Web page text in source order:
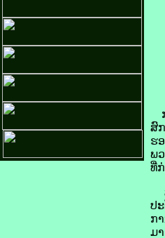
ສົ
ຮ
ພ
ທີ່
ປ
ກ
ມ